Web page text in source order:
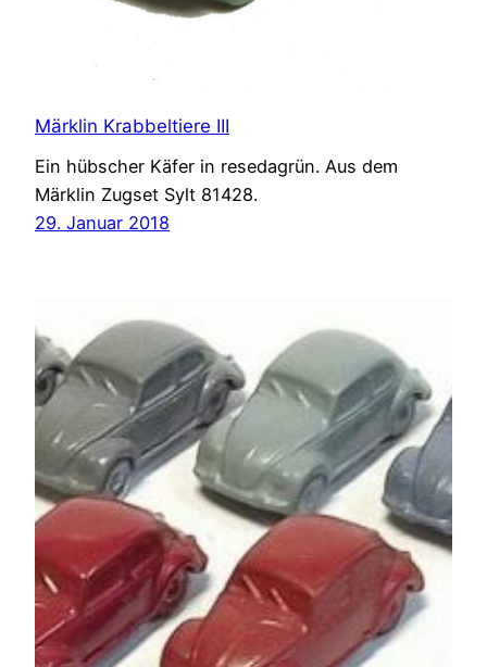
Märklin Krabbeltiere III
Ein hübscher Käfer in resedagrün. Aus dem
Märklin Zugset Sylt 81428.
29. Januar 2018